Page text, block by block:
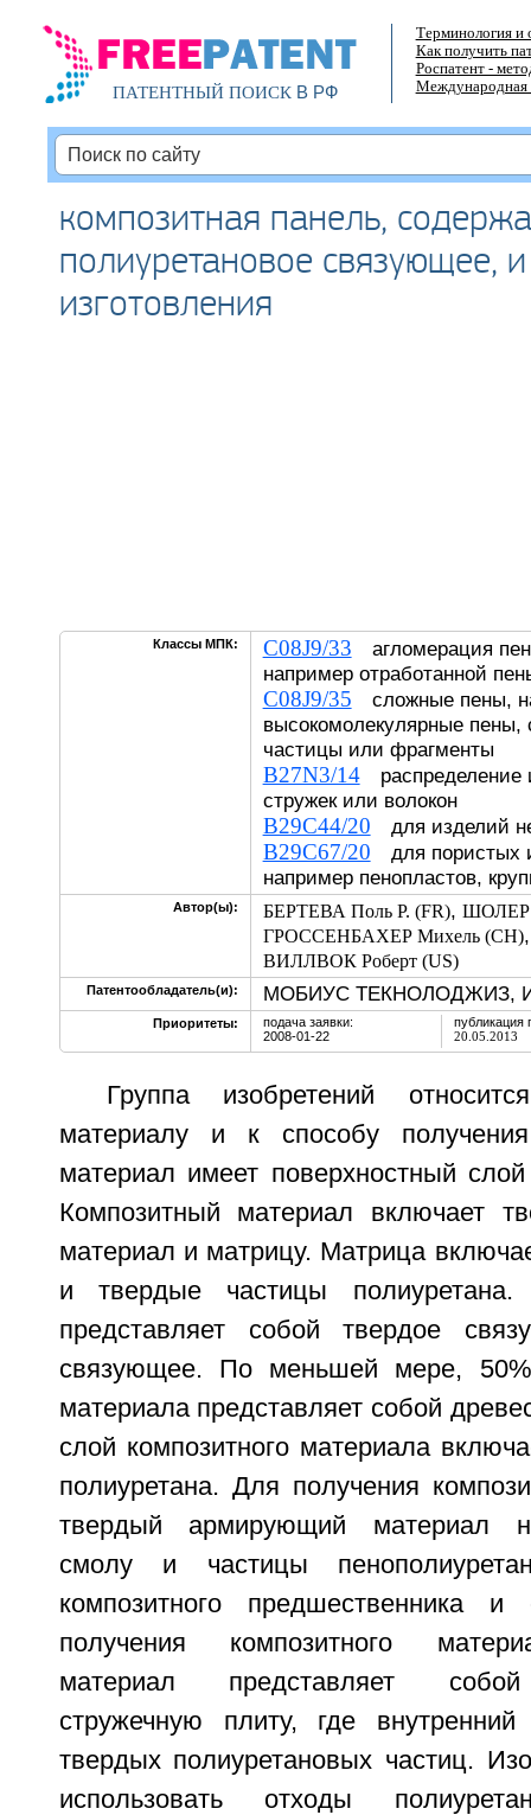
ПАТЕНТНЫЙ ПОИСКВ РФ
Терминология и
Как получить
Роспатент -
Международная
композитная панель,
полиуретановое связующее,
изготовления
Классы МПК: C08J9/33 агломерация
например отработанной
C08J9/35 сложные пены,
высокомолекулярные
частицы или фрагменты
B27N3/14распределение
стружек или волокон
B29C44/20 для изделий
B29C67/20 для пористых
например пенопластов,
Автор(ы): БЕРТЕВА Поль Р. (FR), ШОЛЕР
ГРОССЕНБАХЕР Михель (CH)
ВИЛЛВОК Роберт (US)
Патентообладатель(и): МОБИУС ТЕКНОЛОДЖИЗ,
Приоритеты:
подача заявки:
2008-01-22
публикация
20.05.2013
Группа изобретений
материалу и к способу
материал имеет поверхностный
Композитный материал включает
материал и матрицу. Матрица
и твердые частицы
представляет собой твердое
связующее. По меньшей мере, 50%
материала представляет собой
слой композитного материала
полиуретана. Для получения
твердый армирующий материал
смолу и частицы
композитного предшественника
получения композитного
материал представляет собой
стружечную плиту, где
твердых полиуретановых частиц.
использовать отходы